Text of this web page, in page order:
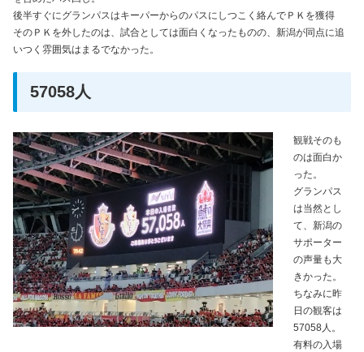
後半すぐにグランパスはキーパーからのパスにしつこく絡んでＰＫを獲得
そのＰＫを外したのは、試合としては面白くなったものの、新潟が同点に追
いつく雰囲気はまるでなかった。
57058人
観戦そのも
のは面白か
った。
グランパス
は当然とし
て、新潟の
サポーター
の声量も大
きかった。
ちなみに昨
日の観客は
57058人。
有料の入場